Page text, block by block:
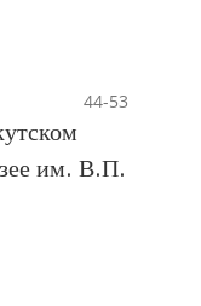
44-53
им. В.П.